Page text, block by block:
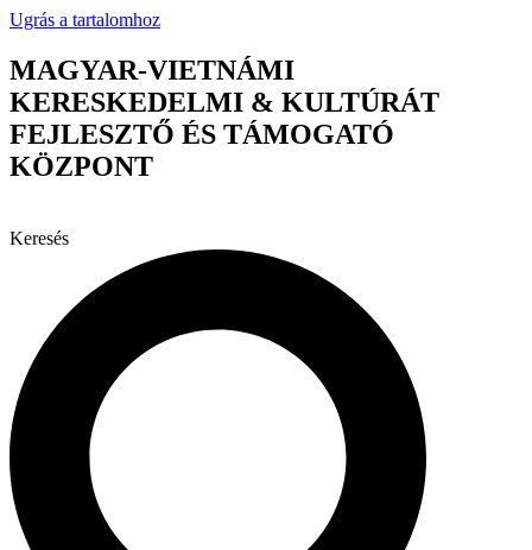
Ugrás a tartalomhoz
MAGYAR-VIETNÁMI
KERESKEDELMI & KULTÚRÁT
FEJLESZTŐ ÉS TÁMOGATÓ
KÖZPONT
Keresés